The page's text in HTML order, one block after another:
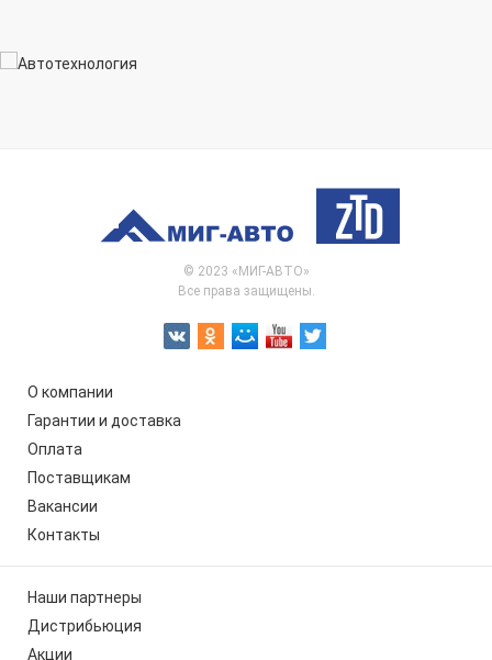
© 2023 «МИГ-АВТО»
Все права защищены.
О компании
Гарантии и доставка
Оплата
Поставщикам
Вакансии
Контакты
Наши партнеры
Дистрибьюция
Акции